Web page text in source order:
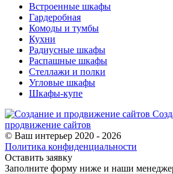
Встроенные шкафы
Гардеробная
Комоды и тумбы
Кухни
Радиусные шкафы
Распашные шкафы
Стеллажи и полки
Угловые шкафы
Шкафы-купе
продвижение сайтов
© Ваш интерьер 2020 - 2026
Политика конфиденциальности
Оставить заявку
Заполните форму ниже и наши